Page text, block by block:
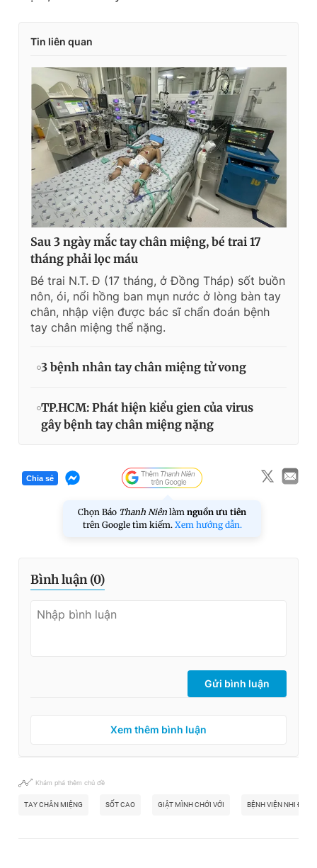
Tin liên quan
Sau 3 ngày mắc tay chân miệng, bé trai 17
tháng phải lọc máu
Bé trai N.T. Đ (17 tháng, ở Đồng Tháp) sốt buồn
nôn, ói, nổi hồng ban mụn nước ở lòng bàn tay
chân, nhập viện được bác sĩ chẩn đoán bệnh
tay chân miệng thể nặng.
3 bệnh nhân tay chân miệng tử vong
TP.HCM: Phát hiện kiểu gien của virus
gây bệnh tay chân miệng nặng
Chia sẻ
Chọn Báo Thanh Niên làm nguồn ưu tiên
trên Google tìm kiếm. Xem hướng dẫn.
Bình luận (0)
Gửi bình luận
Xem thêm bình luận
Khám phá thêm chủ đề
TAY CHÂN MIỆNG SỐT CAO GIẬT MÌNH CHỚI VỚI BỆNH VIỆN NHI